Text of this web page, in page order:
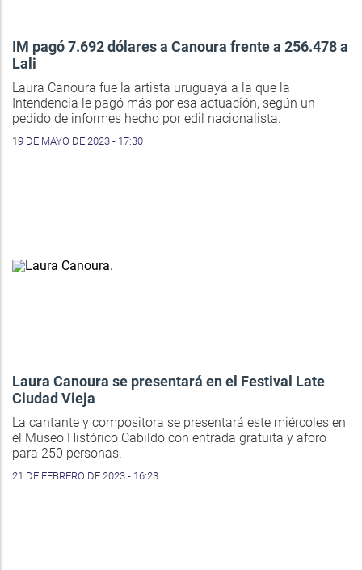
IM pagó 7.692 dólares a Canoura frente a 256.478 a
Lali
Laura Canoura fue la artista uruguaya a la que la
Intendencia le pagó más por esa actuación, según un
pedido de informes hecho por edil nacionalista.
19 DE MAYO DE 2023 - 17:30
Laura Canoura se presentará en el Festival Late
Ciudad Vieja
La cantante y compositora se presentará este miércoles en
el Museo Histórico Cabildo con entrada gratuita y aforo
para 250 personas.
21 DE FEBRERO DE 2023 - 16:23